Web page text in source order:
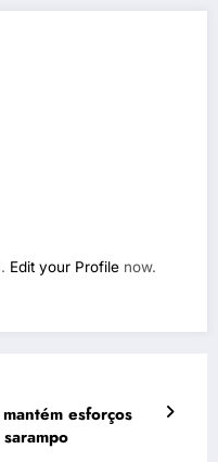
Edit your Profile now.
esforços